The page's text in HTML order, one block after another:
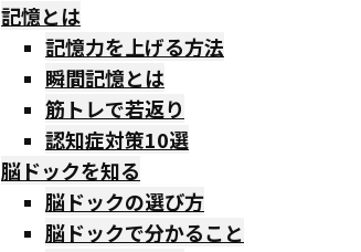
記憶とは
記憶力を上げる方法
瞬間記憶とは
筋トレで若返り
認知症対策10選
脳ドックを知る
脳ドックの選び方
脳ドックで分かること